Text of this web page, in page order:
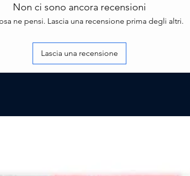
Non ci sono ancora recensioni
ne pensi. Lascia una recensione prima degli altri.
Lascia una recensione